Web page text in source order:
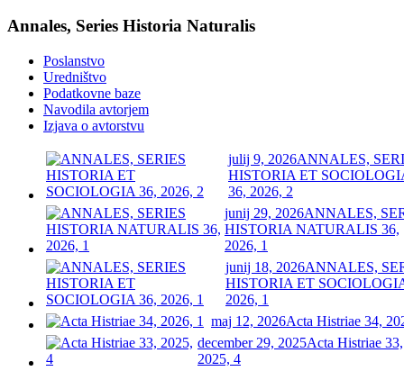
Annales, Series Historia Naturalis
Poslanstvo
Uredništvo
Podatkovne baze
Navodila avtorjem
Izjava o avtorstvu
julij 9, 2026ANNALES,
HISTORIA ET
36, 2026, 2
junij 29, 2026ANNALES,
HISTORIA NATURALIS 36,
2026, 1
junij 18, 2026ANNALES,
HISTORIA ET
2026, 1
maj 12, 2026Acta Histriae 34,
december 29, 2025Acta Histriae 33,
2025, 4